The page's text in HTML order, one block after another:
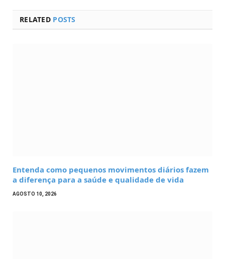
RELATED POSTS
Entenda como pequenos movimentos diários fazem
a diferença para a saúde e qualidade de vida
AGOSTO 10, 2026